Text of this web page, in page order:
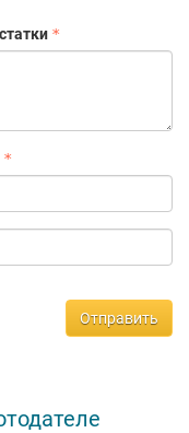
Отправить